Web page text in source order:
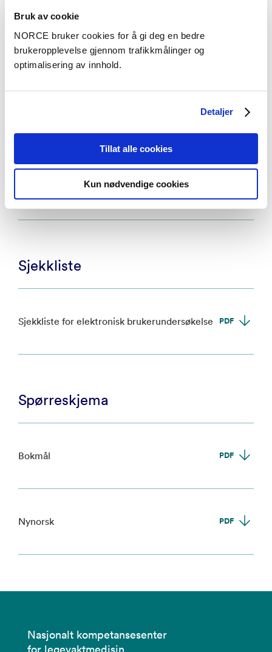
Bruk av cookie
NORCE bruker cookies for å gi deg en bedre
brukeropplevelse gjennom trafikkmålinger og
optimalisering av innhold.
Detaljer
Tillat alle cookies
Kun nødvendige cookies
Stabskoordinator - Bergen
+47 56 10 72 25
+47 98 47 27 31
Praktisk veiledning for elektronisk
brukerundersøkelse
Sjekkliste
Sjekkliste for elektronisk brukerundersøkelse PDF
Spørreskjema
Bokmål PDF
Nynorsk PDF
Nasjonalt kompetansesenter